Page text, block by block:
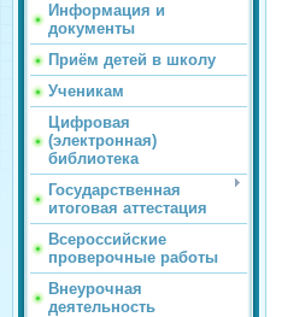
Информация и
документы
Приём детей в школу
Ученикам
Цифровая
(электронная)
библиотека
Государственная
итоговая аттестация
Всероссийские
проверочные работы
Внеурочная
деятельность